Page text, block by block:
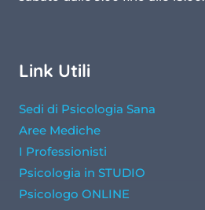
Link Utili
Sedi di Psicologia Sana
Aree Mediche
I Professionisti
Psicologia in STUDIO
Psicologo ONLINE